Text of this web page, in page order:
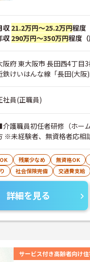
収 21.2万円～25.2万円程度
収 290万円～350万円程度
阪府 東大阪市 長田西4丁目
鉄けいはんな線「長田(大阪
社員(正職員)
護職員初任者研修（ホー
※未経験者、無資格者応相
残業少なめ 無資格OK
社会保険完備 交通費支給
詳細を見る
サービス付き高齢者向け住